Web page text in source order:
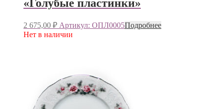
«Голубые пластинки»
2 675,00 ₽ Артикул: ОПЛ0005Подробнее
Нет в наличии